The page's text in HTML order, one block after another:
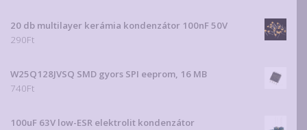
20 db multilayer kerámia kondenzátor 100nF 50V
290Ft
W25Q128JVSQ SMD gyors SPI eeprom, 16 MB
740Ft
100uF 63V low-ESR elektrolit kondenzátor